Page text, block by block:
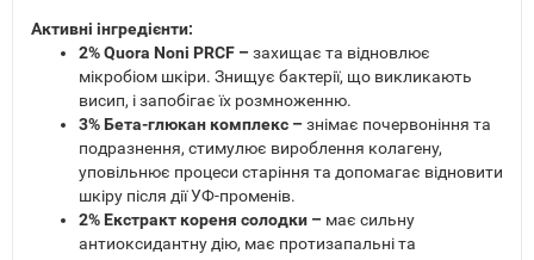
Активні інгредієнти:
2% Quora Noni PRCF – захищає та відновлює
мікробіом шкіри. Знищує бактерії, що викликають
висип, і запобігає їх розмноженню.
3% Бета-глюкан комплекс – знімає почервоніння та
подразнення, стимулює вироблення колагену,
уповільнює процеси старіння та допомагає відновити
шкіру після дії УФ-променів.
2% Екстракт кореня солодки – має сильну
антиоксидантну дію, має протизапальні та